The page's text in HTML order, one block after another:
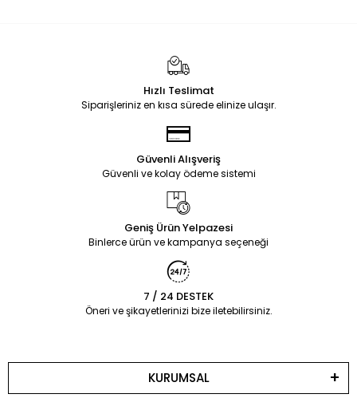
Hızlı Teslimat
Siparişleriniz en kısa sürede elinize ulaşır.
Güvenli Alışveriş
Güvenli ve kolay ödeme sistemi
Geniş Ürün Yelpazesi
Binlerce ürün ve kampanya seçeneği
7 / 24 DESTEK
Öneri ve şikayetlerinizi bize iletebilirsiniz.
KURUMSAL